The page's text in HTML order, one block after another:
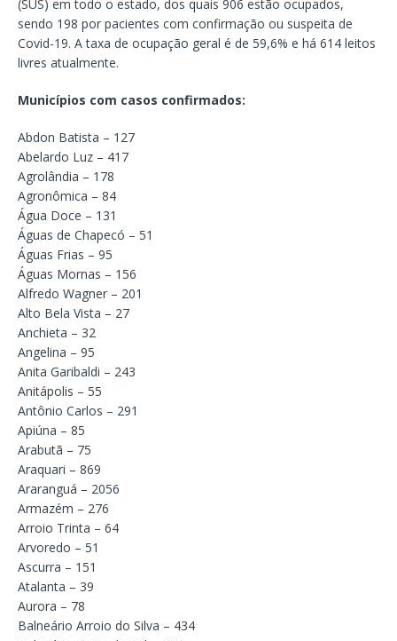
(SUS) em todo o estado, dos quais 906 estão ocupados,
sendo 198 por pacientes com confirmação ou suspeita de
Covid-19. A taxa de ocupação geral é de 59,6% e há 614 leitos
livres atualmente.
Municípios com casos confirmados:
Abdon Batista – 127
Abelardo Luz – 417
Agrolândia – 178
Agronômica – 84
Água Doce – 131
Águas de Chapecó – 51
Águas Frias – 95
Águas Mornas – 156
Alfredo Wagner – 201
Alto Bela Vista – 27
Anchieta – 32
Angelina – 95
Anita Garibaldi – 243
Anitápolis – 55
Antônio Carlos – 291
Apiúna – 85
Arabutã – 75
Araquari – 869
Araranguá – 2056
Armazém – 276
Arroio Trinta – 64
Arvoredo – 51
Ascurra – 151
Atalanta – 39
Aurora – 78
Balneário Arroio do Silva – 434